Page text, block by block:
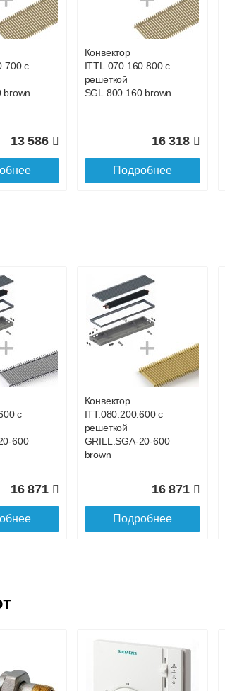
с
brown
13 586
Конвектор
ITTL.070.160.800 с
решеткой
SGL.800.160 brown
16 318
Подробнее
20 160
Конвектор
ITTL.070.160.1300
SGL.1300.160
21 679
с решеткой
SGL.1800.160
с
600
16 871
Конвектор
ITT.080.200.600 с
решеткой
GRILL.SGA-20-600
brown
16 871
Подробнее
Конвектор